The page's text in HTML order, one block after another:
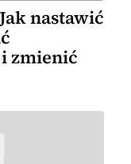
nastawić
zmienić